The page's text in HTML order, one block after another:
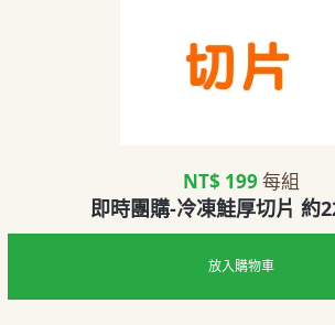
NT$ 199 每組
即時團購-冷凍鮭厚切片 約
放入購物車